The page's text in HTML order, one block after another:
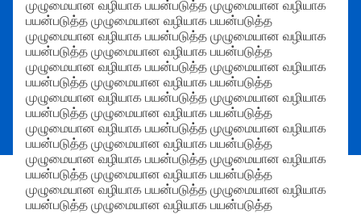
முழுமையான வழியாக பயன்படுத்த முழுமையான வழியாக
பயன்படுத்த முழுமையான வழியாக பயன்படுத்த
முழுமையான வழியாக பயன்படுத்த முழுமையான வழியாக
பயன்படுத்த முழுமையான வழியாக பயன்படுத்த
முழுமையான வழியாக பயன்படுத்த முழுமையான வழியாக
பயன்படுத்த முழுமையான வழியாக பயன்படுத்த
முழுமையான வழியாக பயன்படுத்த முழுமையான வழியாக
பயன்படுத்த முழுமையான வழியாக பயன்படுத்த
முழுமையான வழியாக பயன்படுத்த முழுமையான வழியாக
பயன்படுத்த முழுமையான வழியாக பயன்படுத்த
முழுமையான வழியாக பயன்படுத்த முழுமையான வழியாக
பயன்படுத்த முழுமையான வழியாக பயன்படுத்த
முழுமையான வழியாக பயன்படுத்த முழுமையான வழியாக
பயன்படுத்த முழுமையான வழியாக பயன்படுத்த